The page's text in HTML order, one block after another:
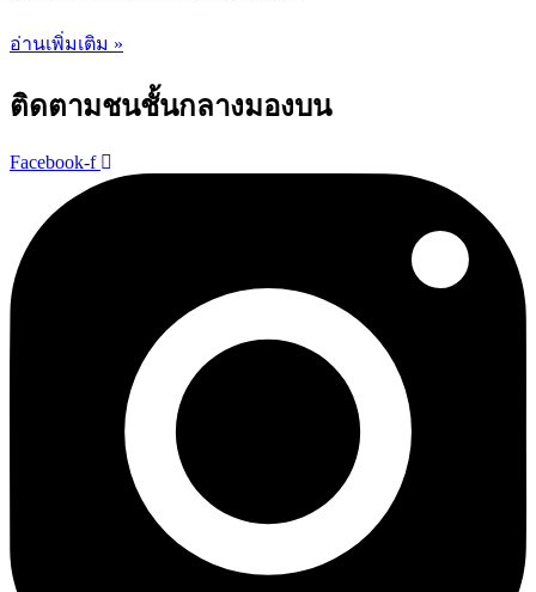
อ่านเพิ่มเติม »
ติดตามชนชั้นกลางมองบน
Facebook-f